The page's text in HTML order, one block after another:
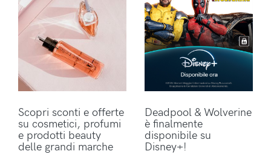
Scopri sconti e offerte
su cosmetici, profumi
e prodotti beauty
delle grandi marche
Deadpool & Wolverine
è finalmente
disponibile su
Disney+!